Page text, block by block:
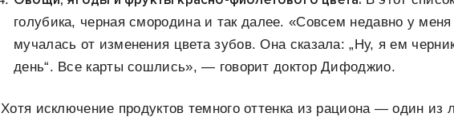
голубика, черная смородина и так далее. «Совсем недавно у
мучалась от изменения цвета зубов. Она сказала: „Ну, я ем
день“. Все карты сошлись», — говорит доктор Дифоджио.
Хотя исключение продуктов темного оттенка из рациона — один из